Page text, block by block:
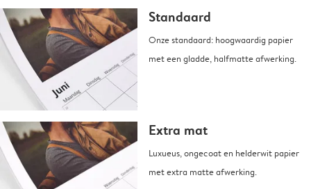
Standaard
Onze standaard: hoogwaardig papier
met een gladde, halfmatte afwerking.
Extra mat
Luxueus, ongecoat en helderwit papier
met extra matte afwerking.